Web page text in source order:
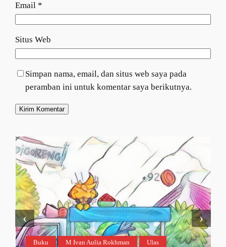
Email *
Situs Web
Simpan nama, email, dan situs web saya pada
peramban ini untuk komentar saya berikutnya.
Buku M Ivan Aulia Rokhman Ulas
‹ ›